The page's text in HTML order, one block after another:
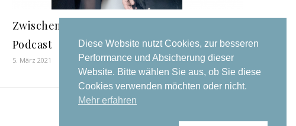
Zwischen Defekt und Exzellenz – Unser
Podcast
5. März 2021
Diese Website nutzt Cookies, zur besseren
Performance und Absicherung dieser
Website. Bitte wählen Sie aus, ob Sie diese
Cookies verwenden möchten oder nicht.
Mehr erfahren